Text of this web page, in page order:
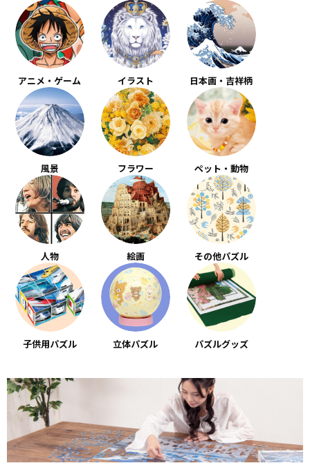
アニメ・ゲーム イラスト 日本画・吉祥柄
風景 フラワー ペット・動物
人物 絵画 その他パズル
子供用パズル 立体パズル パズルグッズ